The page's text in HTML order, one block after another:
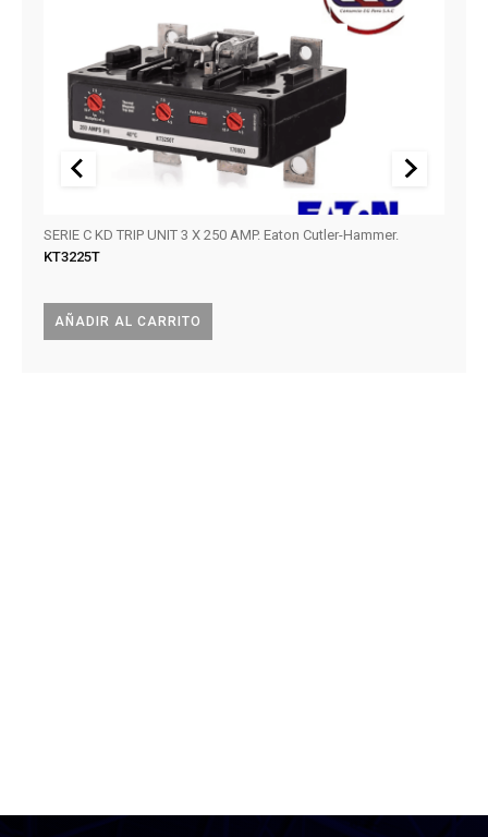
AÑADIR AL CARRITO
SERIE C KD TRIP UNIT 3 X 250 AMP. Eaton Cutler-Hammer.
KT3225T